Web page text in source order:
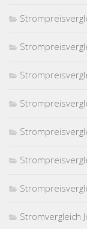
Stromvergleich